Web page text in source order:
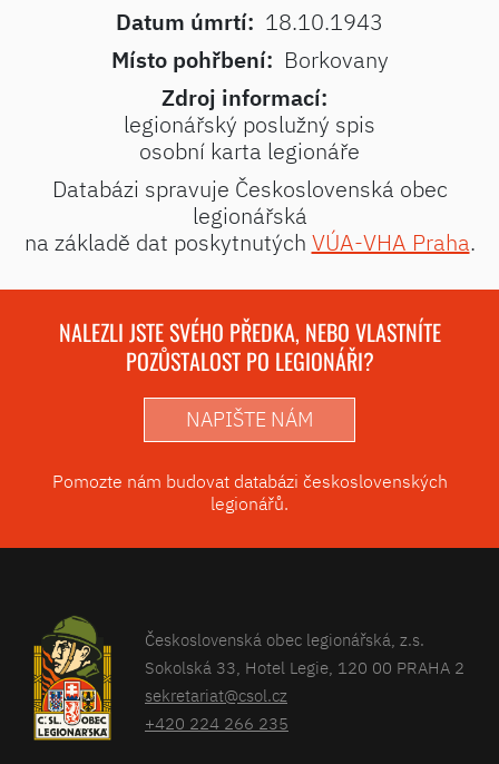
Datum úmrtí: 18.10.1943
Místo pohřbení: Borkovany
Zdroj informací:
legionářský poslužný spis
osobní karta legionáře
Databázi spravuje Československá obec
legionářská
na základě dat poskytnutých VÚA-VHA Praha.
NALEZLI JSTE SVÉHO PŘEDKA, NEBO VLASTNÍTE
POZŮSTALOST PO LEGIONÁŘI?
NAPIŠTE NÁM
Pomozte nám budovat databázi československých
legionářů.
Československá obec legionářská, z.s.
Sokolská 33, Hotel Legie, 120 00 PRAHA 2
sekretariat@csol.cz
+420 224 266 235